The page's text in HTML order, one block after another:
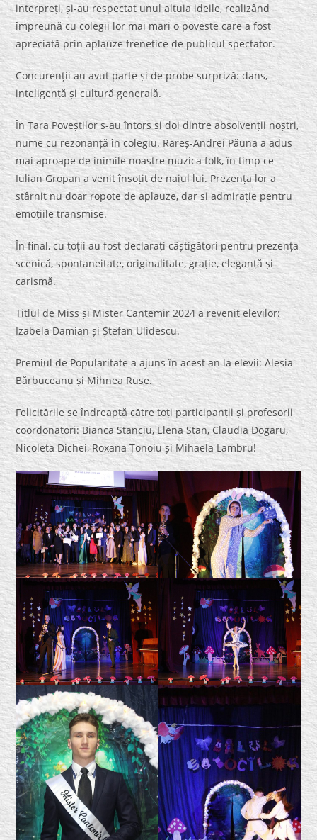
interpreți, și-au respectat unul altuia ideile, realizând
împreună cu colegii lor mai mari o poveste care a fost
apreciată prin aplauze frenetice de publicul spectator.
Concurenții au avut parte și de probe surpriză: dans,
inteligență și cultură generală.
În Țara Poveștilor s-au întors și doi dintre absolvenții noștri,
nume cu rezonanță în colegiu. Rareș-Andrei Păuna a adus
mai aproape de inimile noastre muzica folk, în timp ce
Iulian Gropan a venit însoțit de naiul lui. Prezența lor a
stârnit nu doar ropote de aplauze, dar și admirație pentru
emoțiile transmise.
În final, cu toții au fost declarați câștigători pentru prezența
scenică, spontaneitate, originalitate, grație, eleganță și
carismă.
Titlul de Miss și Mister Cantemir 2024 a revenit elevilor:
Izabela Damian și Ștefan Ulidescu.
Premiul de Popularitate a ajuns în acest an la elevii: Alesia
Bărbuceanu și Mihnea Ruse.
Felicitările se îndreaptă către toți participanții și profesorii
coordonatori: Bianca Stanciu, Elena Stan, Claudia Dogaru,
Nicoleta Dichei, Roxana Țonoiu și Mihaela Lambru!